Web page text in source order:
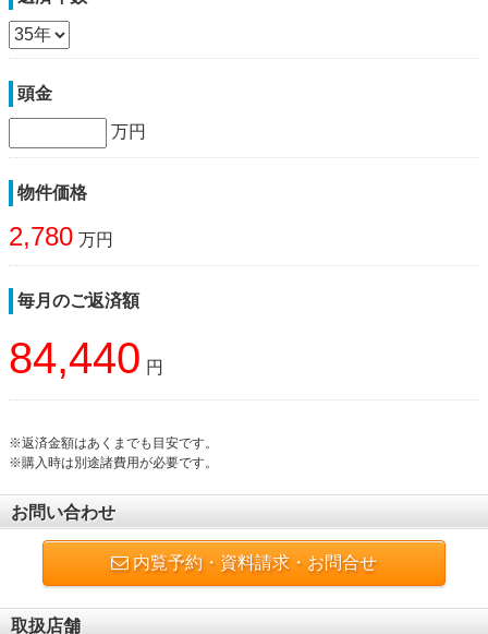
頭金
万円
物件価格
2,780 万円
毎月のご返済額
84,440 円
※返済金額はあくまでも目安です。
※購入時は別途諸費用が必要です。
お問い合わせ
内覧予約・資料請求・お問合せ
取扱店舗